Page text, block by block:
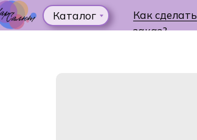
Как сделать
заказ?
Каталог